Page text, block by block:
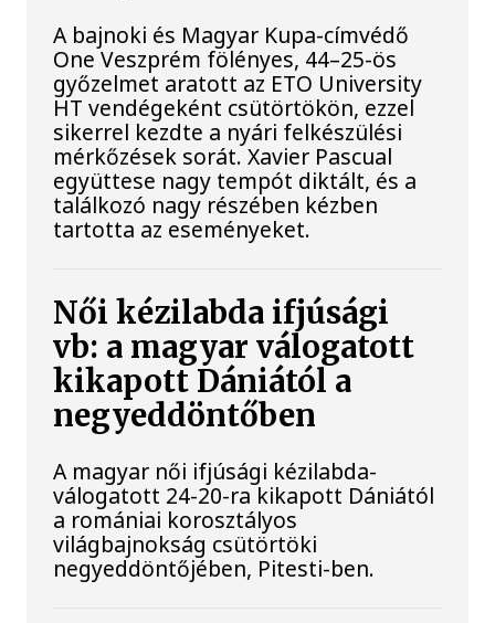
A bajnoki és Magyar Kupa-címvédő
One Veszprém fölényes, 44–25-ös
győzelmet aratott az ETO University
HT vendégeként csütörtökön, ezzel
sikerrel kezdte a nyári felkészülési
mérkőzések sorát. Xavier Pascual
együttese nagy tempót diktált, és a
találkozó nagy részében kézben
tartotta az eseményeket.
Női kézilabda ifjúsági
vb: a magyar válogatott
kikapott Dániától a
negyeddöntőben
A magyar női ifjúsági kézilabda-
válogatott 24-20-ra kikapott Dániától
a romániai korosztályos
világbajnokság csütörtöki
negyeddöntőjében, Pitesti-ben.